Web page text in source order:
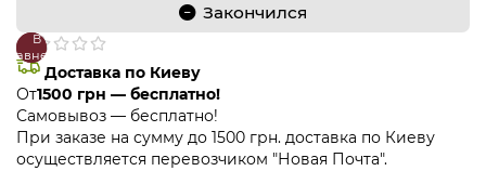
Закончился
В
закладки
В
сравнение
Доставка по Киеву
От1500 грн — бесплатно!
Самовывоз — бесплатно!
При заказе на сумму до 1500 грн. доставка по Киеву
осуществляется перевозчиком "Новая Почта".